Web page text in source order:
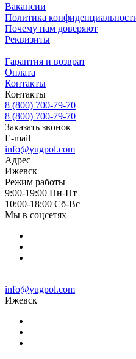
Вакансии
Политика
Почему нам доверяют
Реквизиты
Гарантия и возврат
Оплата
Контакты
Контакты
8 (800) 700-79-70
8 (800) 700-79-70
Заказать звонок
E-mail
info@yugpol.com
Адрес
Ижевск
Режим работы
9:00-19:00 Пн-Пт
10:00-18:00 Cб-Вс
Мы в соцсетях
info@yugpol.com
Ижевск